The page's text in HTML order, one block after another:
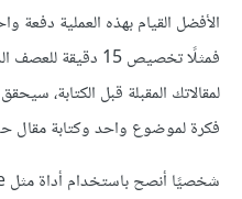
الأفضل القيام بهذه العملية دفعة
فمثلًا تخصيص 15
لمقالاتك المقبلة قبل الكتابة،
فكرة لموضوع واحد وكتابة مقال